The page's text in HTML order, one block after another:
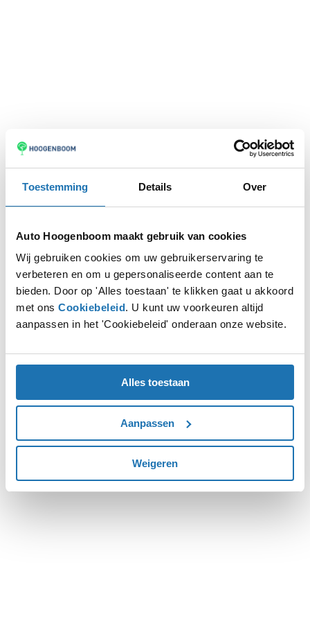
Toestemming Details Over
Auto Hoogenboom maakt gebruik van cookies
Wij gebruiken cookies om uw gebruikerservaring te
verbeteren en om u gepersonaliseerde content aan te
bieden. Door op 'Alles toestaan' te klikken gaat u akkoord
met ons Cookiebeleid. U kunt uw voorkeuren altijd
aanpassen in het 'Cookiebeleid' onderaan onze website.
Alles toestaan
Aanpassen
Weigeren
Application error: aclient-side exception has occurred while
loadingwww.autohoogenboom.nl (see the browser console
more information).